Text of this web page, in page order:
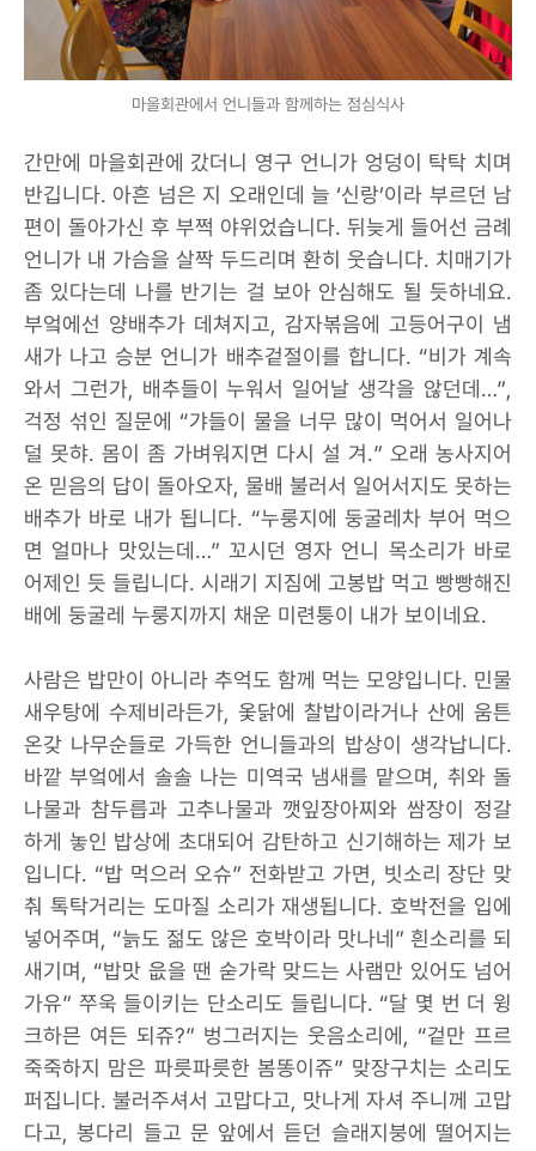
마을회관에서 언니들과 함께하는 점심식사
간만에 마을회관에 갔더니 영구 언니가 엉덩이 탁탁 치며
반깁니다. 아흔 넘은 지 오래인데 늘 ‘신랑’이라 부르던 남
편이 돌아가신 후 부쩍 야위었습니다. 뒤늦게 들어선 금례
언니가 내 가슴을 살짝 두드리며 환히 웃습니다. 치매기가
좀 있다는데 나를 반기는 걸 보아 안심해도 될 듯하네요.
부엌에선 양배추가 데쳐지고, 감자볶음에 고등어구이 냄
새가 나고 승분 언니가 배추겉절이를 합니다. “비가 계속
와서 그런가, 배추들이 누워서 일어날 생각을 않던데…”,
걱정 섞인 질문에 “갸들이 물을 너무 많이 먹어서 일어나
덜 못햐. 몸이 좀 가벼워지면 다시 설 겨.” 오래 농사지어
온 믿음의 답이 돌아오자, 물배 불러서 일어서지도 못하는
배추가 바로 내가 됩니다. “누룽지에 둥굴레차 부어 먹으
면 얼마나 맛있는데…” 꼬시던 영자 언니 목소리가 바로
어제인 듯 들립니다. 시래기 지짐에 고봉밥 먹고 빵빵해진
배에 둥굴레 누룽지까지 채운 미련퉁이 내가 보이네요.
사람은 밥만이 아니라 추억도 함께 먹는 모양입니다. 민물
새우탕에 수제비라든가, 옻닭에 찰밥이라거나 산에 움튼
온갖 나무순들로 가득한 언니들과의 밥상이 생각납니다.
바깥 부엌에서 솔솔 나는 미역국 냄새를 맡으며, 취와 돌
나물과 참두릅과 고추나물과 깻잎장아찌와 쌈장이 정갈
하게 놓인 밥상에 초대되어 감탄하고 신기해하는 제가 보
입니다. “밥 먹으러 오슈” 전화받고 가면, 빗소리 장단 맞
춰 톡탁거리는 도마질 소리가 재생됩니다. 호박전을 입에
넣어주며, “늙도 젊도 않은 호박이라 맛나네” 흰소리를 되
새기며, “밥맛 읎을 땐 숟가락 맞드는 사램만 있어도 넘어
가유” 쭈욱 들이키는 단소리도 들립니다. “달 몇 번 더 윙
크하믄 여든 되쥬?” 벙그러지는 웃음소리에, “겉만 프르
죽죽하지 맘은 파릇파릇한 봄똥이쥬” 맞장구치는 소리도
퍼집니다. 불러주셔서 고맙다고, 맛나게 자셔 주니께 고맙
다고, 봉다리 들고 문 앞에서 듣던 슬래지붕에 떨어지는